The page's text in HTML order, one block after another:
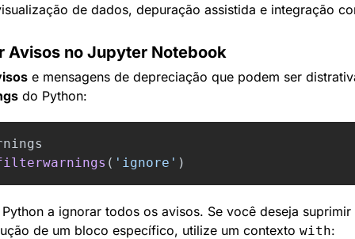
de dados, depuração assistida e integração
Avisos no Jupyter Notebook
e mensagens de depreciação que podem ser
do Python:
( ' ignore ' )
a ignorar todos os avisos. Se você deseja suprimir
de um bloco específico, utilize um contexto with: